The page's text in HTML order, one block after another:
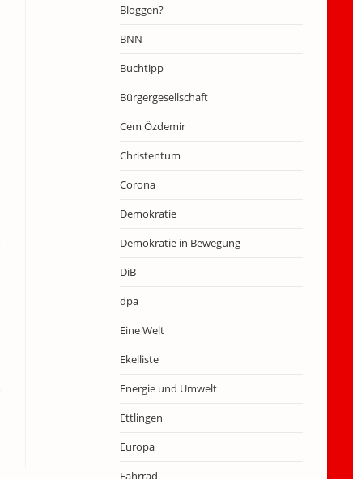
Bloggen?
BNN
Buchtipp
Bürgergesellschaft
Cem Özdemir
Christentum
Corona
Demokratie
Demokratie in Bewegung
DiB
dpa
Eine Welt
Ekelliste
Energie und Umwelt
Ettlingen
Europa
Fahrrad